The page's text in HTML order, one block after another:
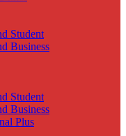
Student
Business
Student
Business
Plus